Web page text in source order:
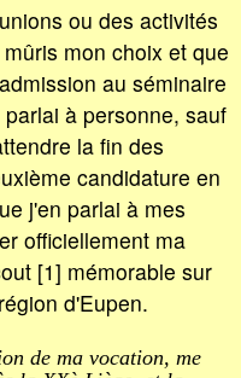
ou des activités
mon choix et que
au séminaire
à personne, sauf
la fin des
candidature en
j'en parlai à mes
officiellement ma
[1] mémorable sur
d'Eupen.
de ma vocation, me